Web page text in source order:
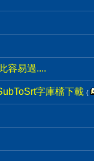
容易過....
字庫檔下載 (